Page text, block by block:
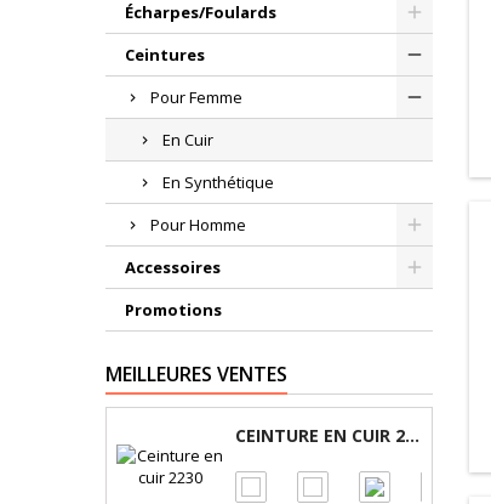
Écharpes/Foulards
Ceintures
Pour Femme
En Cuir
En Synthétique
Pour Homme
Accessoires
Promotions
MEILLEURES VENTES
CEINTURE EN CUIR 2230